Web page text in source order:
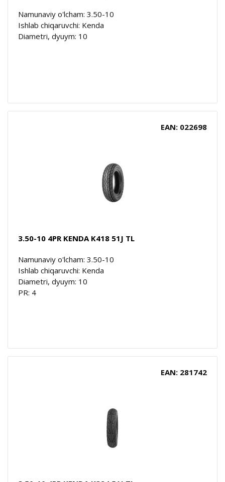
Namunaviy o'lcham: 3.50-10
Ishlab chiqaruvchi: Kenda
Diametri, dyuym: 10
EAN: 022698
3.50-10 4PR KENDA K418 51J TL
Namunaviy o'lcham: 3.50-10
Ishlab chiqaruvchi: Kenda
Diametri, dyuym: 10
PR: 4
EAN: 281742